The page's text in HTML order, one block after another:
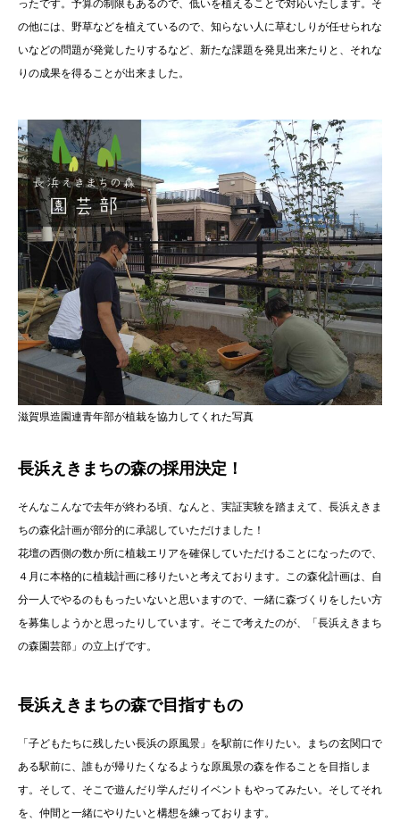
ったです。予算の制限もあるので、低いを植えることで対応いたします。そ
の他には、野草などを植えているので、知らない人に草むしりが任せられな
いなどの問題が発覚したりするなど、新たな課題を発見出来たりと、それな
りの成果を得ることが出来ました。
滋賀県造園連青年部が植栽を協力してくれた写真
長浜えきまちの森の採用決定！
そんなこんなで去年が終わる頃、なんと、実証実験を踏まえて、長浜えきま
ちの森化計画が部分的に承認していただけました！
花壇の西側の数か所に植栽エリアを確保していただけることになったので、
４月に本格的に植栽計画に移りたいと考えております。この森化計画は、自
分一人でやるのももったいないと思いますので、一緒に森づくりをしたい方
を募集しようかと思ったりしています。そこで考えたのが、「長浜えきまち
の森園芸部」の立上げです。
長浜えきまちの森で目指すもの
「子どもたちに残したい長浜の原風景」を駅前に作りたい。まちの玄関口で
ある駅前に、誰もが帰りたくなるような原風景の森を作ることを目指しま
す。そして、そこで遊んだり学んだりイベントもやってみたい。そしてそれ
を、仲間と一緒にやりたいと構想を練っております。